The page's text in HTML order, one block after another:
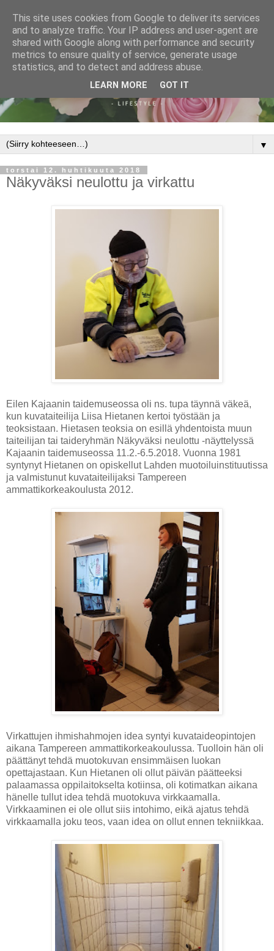
▼
torstai 12. huhtikuuta 2018
Näkyväksi neulottu ja virkattu
Eilen Kajaanin taidemuseossa oli ns. tupa täynnä väkeä,
kun kuvataiteilija Liisa Hietanen kertoi työstään ja
teoksistaan. Hietasen teoksia on esillä yhdentoista muun
taiteilijan tai taideryhmän Näkyväksi neulottu -näyttelyssä
Kajaanin taidemuseossa 11.2.-6.5.2018. Vuonna 1981
syntynyt Hietanen on opiskellut Lahden muotoiluinstituutissa
ja valmistunut kuvataiteilijaksi Tampereen
ammattikorkeakoulusta 2012.
Virkattujen ihmishahmojen idea syntyi kuvataideopintojen
aikana Tampereen ammattikorkeakoulussa. Tuolloin hän oli
päättänyt tehdä muotokuvan ensimmäisen luokan
opettajastaan. Kun Hietanen oli ollut päivän päätteeksi
palaamassa oppilaitokselta kotiinsa, oli kotimatkan aikana
hänelle tullut idea tehdä muotokuva virkkaamalla.
Virkkaaminen ei ole ollut siis intohimo, eikä ajatus tehdä
virkkaamalla joku teos, vaan idea on ollut ennen tekniikkaa.
This site uses cookies from Google to deliver its services
and to analyze traffic. Your IP address and user-agent are
shared with Google along with performance and security
metrics to ensure quality of service, generate usage
statistics, and to detect and address abuse.
LEARN MORE GOT IT